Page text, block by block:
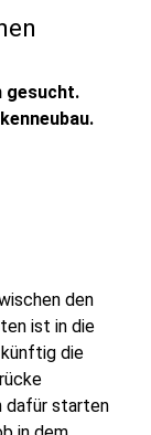
gesucht.
den
ist in die
künftig die
dafür starten